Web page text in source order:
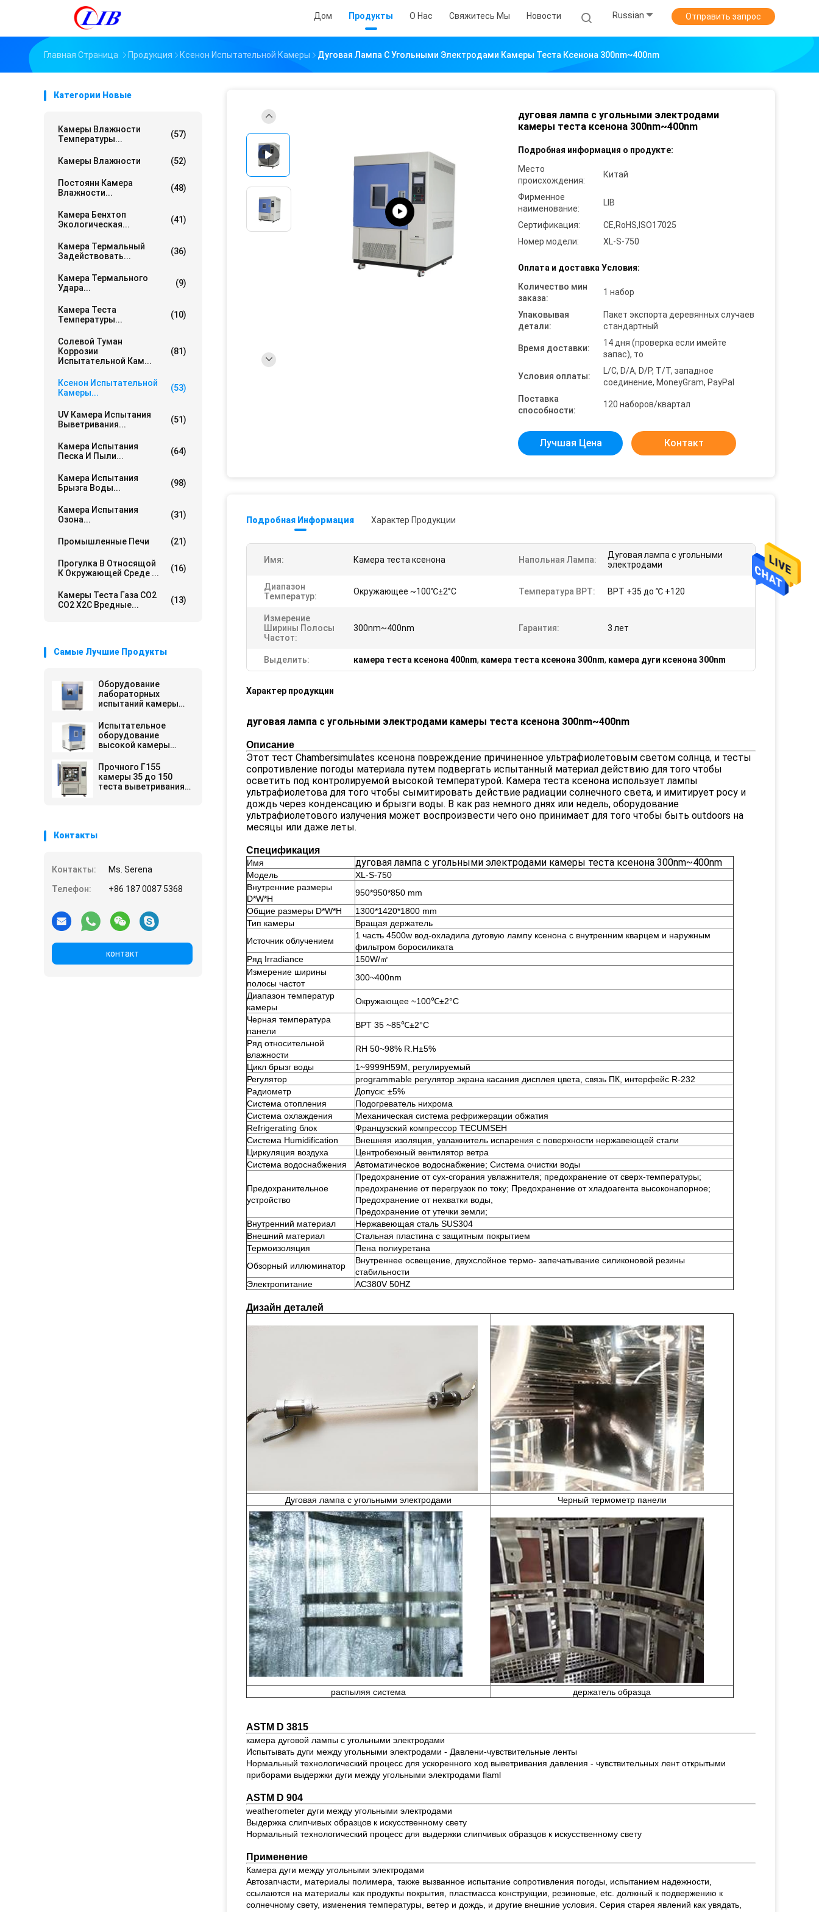
Дом Продукты О Нас Свяжитесь Мы Новости Russian Отправить запрос
Главная Страница Продукция Ксенон Испытательной Камеры Дуговая Лампа С Угольными Электродами Камеры Теста Ксенона 300nm~400nm
Категории Новые
Камеры Влажности
Температуры...
(57)
Камеры Влажности (52)
Постоянн Камера
Влажности...
(48)
Камера Бенхтоп
Экологическая...
(41)
Камера Термальный
Задействовать...
(36)
Камера Термального
Удара...
(9)
Камера Теста
Температуры...
(10)
Солевой Туман
Коррозии
Испытательной Кам...
(81)
Ксенон Испытательной
Камеры...
(53)
UV Камера Испытания
Выветривания...
(51)
Камера Испытания
Песка И Пыли...
(64)
Камера Испытания
Брызга Воды...
(98)
Камера Испытания
Озона...
(31)
Промышленные Печи (21)
Прогулка В Относящой
К Окружающей Среде ...
(16)
Камеры Теста Газа СО2
СО2 Х2С Вредные...
(13)
Самые Лучшие Продукты
Оборудование
лабораторных
испытаний камеры
ксенона АСТМ Г155
для пластмассы
Испытательное
оборудование
высокой камеры
стойкости
экологическое для
красить/ткань
Прочного Г155
камеры 35 до 150
теста выветривания
Контакты
Контакты:
Ms. Serena
Телефон:
+86 187 0087 5368
контакт
дуговая лампа с угольными электродами
камеры теста ксенона 300nm~400nm
Подробная информация о продукте:
Место
происхождения:
Китай
Фирменное
наименование:
LIB
Сертификация:
CE,RoHS,ISO17025
Номер модели:
XL-S-750
Оплата и доставка Условия:
Количество мин
заказа:
1 набор
Упаковывая
детали:
Пакет экспорта деревянных случаев
стандартный
Время доставки:
14 дня (проверка если имейте
запас), то
Условия оплаты:
L/C, D/A, D/P, T/T, западное
соединение, MoneyGram, PayPal
Поставка
способности:
120 наборов/квартал
Лучшая Цена Контакт
Подробная Информация Характер Продукции
Имя: Камера теста ксенона Напольная Лампа:
Дуговая лампа с угольными
электродами
Диапазон
Температур:
Окружающее ~100℃±2°C Температура BPT: BPT +35 до ℃ +120
Измерение
Ширины Полосы
Частот:
300nm~400nm Гарантия: 3 лет
Выделить: камера теста ксенона 400nm, камера теста ксенона 300nm, камера дуги ксенона 300nm
Характер продукции
дуговая лампа с угольными электродами камеры теста ксенона 300nm~400nm
Описание
Этот тест Chambersimulates ксенона повреждение причиненное ультрафиолетовым светом солнца, и тесты
сопротивление погоды материала путем подвергать испытанный материал действию для того чтобы
осветить под контролируемой высокой температурой. Камера теста ксенона использует лампы
ультрафиолетова для того чтобы сымитировать действие радиации солнечного света, и имитирует росу и
дождь через конденсацию и брызги воды. В как раз немного днях или недель, оборудование
ультрафиолетового излучения может воспроизвести чего оно принимает для того чтобы быть outdoors на
месяцы или даже леты.
Спецификация
Имя дуговая лампа с угольными электродами камеры теста ксенона 300nm~400nm
Модель
XL-S-750
Внутренние размеры
D*W*H
950*950*850 mm
Общие размеры D*W*H
1300*1420*1800 mm
Тип камеры
Вращая держатель
Источник облучением
1 часть 4500w вод-охладила дуговую лампу ксенона с внутренним кварцем и наружным
фильтром боросиликата
Ряд Irradiance
150W/㎡
Измерение ширины
полосы частот
300~400nm
Диапазон температур
камеры
Окружающее ~100℃±2°C
Черная температура
панели
BPT 35 ~85℃±2°C
Ряд относительной
влажности
RH 50~98% R.H±5%
Цикл брызг воды
1~9999H59M, регулируемый
Регулятор
programmable регулятор экрана касания дисплея цвета, связь ПК, интерфейс R-232
Радиометр
Допуск: ±5%
Система отопления
Подогреватель нихрома
Система охлаждения
Механическая система рефрижерации обжатия
Refrigerating блок
Французский компрессор TECUMSEH
Система Humidification
Внешняя изоляция, увлажнитель испарения с поверхности нержавеющей стали
Циркуляция воздуха
Центробежный вентилятор ветра
Система водоснабжения
Автоматическое водоснабжение; Система очистки воды
Предохранительное
устройство
Предохранение от сух-сгорания увлажнителя; предохранение от сверх-температуры;
предохранение от перегрузок по току; Предохранение от хладоагента высоконапорное;
Предохранение от нехватки воды,
Предохранение от утечки земли;
Внутренний материал
Нержавеющая сталь SUS304
Внешний материал
Стальная пластина с защитным покрытием
Термоизоляция
Пена полиуретана
Обзорный иллюминатор
Внутреннее освещение, двухслойное термо- запечатывание силиконовой резины
стабильности
Электропитание
AC380V 50HZ
Дизайн деталей
Дуговая лампа с угольными электродами Черный термометр панели
распыляя система держатель образца
ASTM D 3815
камера дуговой лампы с угольными электродами
Испытывать дуги между угольными электродами - Давлени-чувствительные ленты
Нормальный технологический процесс для ускоренного ход выветривания давления - чувствительных лент открытыми
приборами выдержки дуги между угольными электродами flaml
ASTM D 904
weatherometer дуги между угольными электродами
Выдержка слипчивых образцов к искусственному свету
Нормальный технологический процесс для выдержки слипчивых образцов к искусственному свету
Применение
Камера дуги между угольными электродами
Автозапчасти, материалы полимера, также вызванное испытание сопротивления погоды, испытанием надежности,
ссылаются на материалы как продукты покрытия, пластмасса конструкции, резиновые, etc. должный к подвержению к
солнечному свету, изменения температуры, ветер и дождь, и другие внешние условия. Серия старея явлений как увядать,